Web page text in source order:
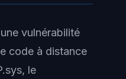
vulnérabilité
code à distance
le